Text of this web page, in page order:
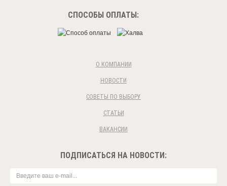
СПОСОБЫ ОПЛАТЫ:
О КОМПАНИИ
НОВОСТИ
СОВЕТЫ ПО ВЫБОРУ
СТАТЬИ
ВАКАНСИИ
ПОДПИСАТЬСЯ НА НОВОСТИ: